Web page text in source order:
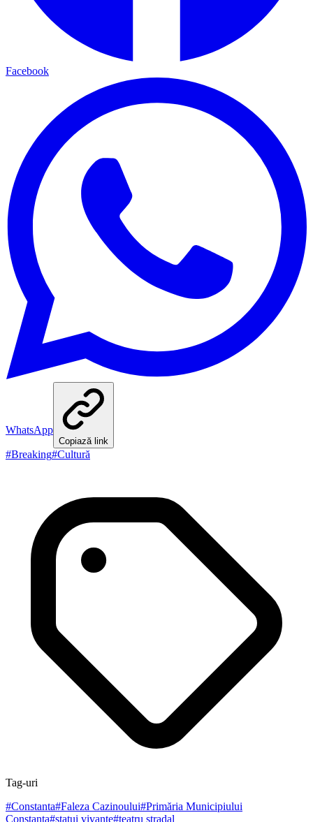
Facebook
WhatsApp
Copiază link
#Breaking#Cultură
Tag-uri
#Constanta#Faleza Cazinoului#Primăria Municipiului
Constanța#statui vivante#teatru stradal